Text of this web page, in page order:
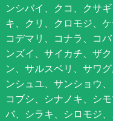
ンシバイ、クコ、クサ
キ、クリ、クロモジ、
コデマリ、コナラ、コ
ンズイ、サイカチ、ザ
ン、サルスベリ、サワ
ンシュユ、サンショウ
コブシ、シナノキ、シ
バ、シラキ、シロモジ